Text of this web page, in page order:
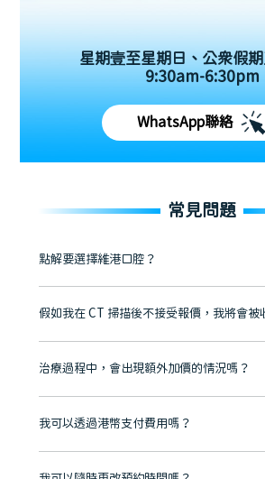
星期壹至星期日、公眾假
9:30am-6:30pm
WhatsApp聯絡
常見問題
點解要選擇維港口腔？
維港口腔踐行「醫道濟世」的大學校訓，各分院
牌」、「2025香港企業領袖品牌」，是諾貝爾種
至今已服務超過三十個國家和地區的顧客，受到
市市民極高的口碑評價及信任推薦 珠海、深圳設
有咨詢及服務保障中心，有任何問題都可以隨時
假如我在 CT 掃描後不接受報價，我將會被
不會！只要未開始實際服務之前，你不會被收取
治療過程中，會出現額外加價的情況嗎？
不會，治療前我們會詳細說明治療方案及對應的
我可以透過港幣支付費用嗎？
可以。維港口腔會按照當日匯率轉算收取費用，